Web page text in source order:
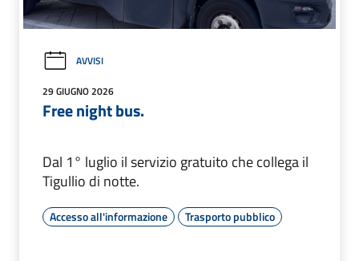
AVVISI
29 GIUGNO 2026
Free night bus.
Dal 1° luglio il servizio gratuito che collega il
Tigullio di notte.
Accesso all'informazione Trasporto pubblico